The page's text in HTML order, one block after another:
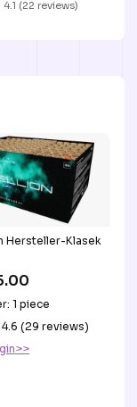
4.1 (22 reviews)
Hersteller-Klasek
1 piece
4.6 (29 reviews)